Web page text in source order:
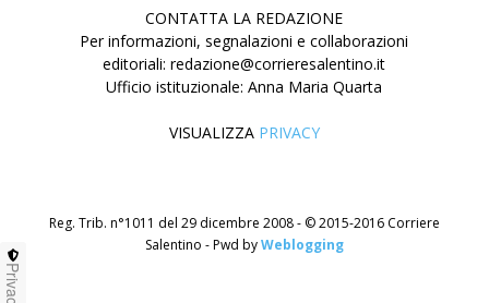
CONTATTA LA REDAZIONE
Per informazioni, segnalazioni e collaborazioni
editoriali: redazione@corrieresalentino.it
Ufficio istituzionale: Anna Maria Quarta
VISUALIZZA PRIVACY
Reg. Trib. n°1011 del 29 dicembre 2008 - © 2015-2016 Corriere
Salentino - Pwd byWeblogging
Privacy